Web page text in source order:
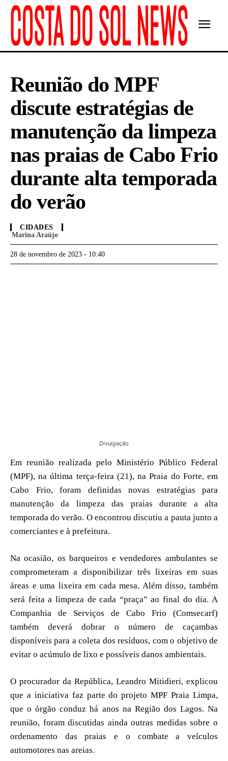
Reunião do MPF
discute estratégias de
manutenção da limpeza
nas praias de Cabo Frio
durante alta temporada
do verão
CIDADES
Marina Araújo
28 de novembro de 2023 - 10:40
Divulgação
Em reunião realizada pelo Ministério Público Federal
(MPF), na última terça-feira (21), na Praia do Forte, em
Cabo Frio, foram definidas novas estratégias para
manutenção da limpeza das praias durante a alta
temporada do verão. O encontrou discutiu a pauta junto a
comerciantes e à prefeitura.
Na ocasião, os barqueiros e vendedores ambulantes se
comprometeram a disponibilizar três lixeiras em suas
áreas e uma lixeira em cada mesa. Além disso, também
será feita a limpeza de cada “praça” ao final do dia. A
Companhia de Serviços de Cabo Frio (Comsecarf)
também deverá dobrar o número de caçambas
disponíveis para a coleta dos resíduos, com o objetivo de
evitar o acúmulo de lixo e possíveis danos ambientais.
O procurador da República, Leandro Mitidieri, explicou
que a iniciativa faz parte do projeto MPF Praia Limpa,
que o órgão conduz há anos na Região dos Lagos. Na
reunião, foram discutidas ainda outras medidas sobre o
ordenamento das praias e o combate a veículos
automotores nas areias.